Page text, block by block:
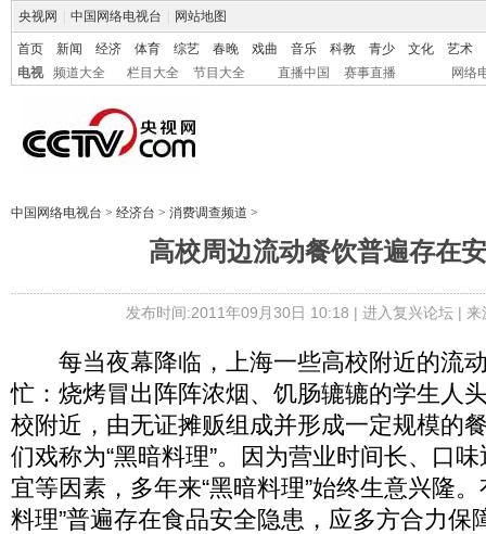
央视网 中国网络电视台 网站地图
首页 新闻 经济 体育 综艺 春晚 戏曲 音乐 科教 青少 文化
艺术
电视
频道大全 栏目大全 节目大全 直播中国 赛事直播 网络
中国网络电视台 > 经济台 > 消费调查频道 >
高校周边流动餐饮普遍存在
发布时间:2011年09月30日 10:18 | 进入复兴论坛| 来
每当夜幕降临，上海一些高校附近的流
忙：烧烤冒出阵阵浓烟、饥肠辘辘的学生
校附近，由无证摊贩组成并形成一定规模的
们戏称为“黑暗料理”。因为营业时间长、口
宜等因素，多年来“黑暗料理”始终生意兴隆
料理”普遍存在食品安全隐患，应多方合力保